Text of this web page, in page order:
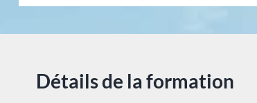
Détails de la formation